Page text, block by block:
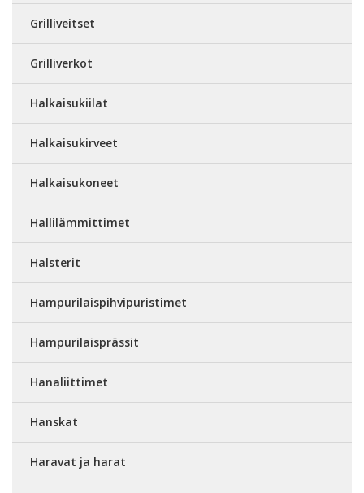
Grilliveitset
Grilliverkot
Halkaisukiilat
Halkaisukirveet
Halkaisukoneet
Hallilämmittimet
Halsterit
Hampurilaispihvipuristimet
Hampurilaisprässit
Hanaliittimet
Hanskat
Haravat ja harat